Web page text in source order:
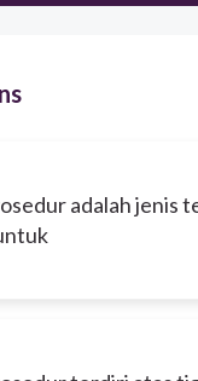
adalah jenis